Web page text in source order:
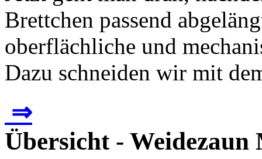
Brettchen passend
oberflächliche und
Dazu schneiden wir mit
⇒
Übersicht - Weidezaun